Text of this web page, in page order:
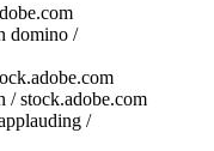
domino /
/stock.adobe.com
/